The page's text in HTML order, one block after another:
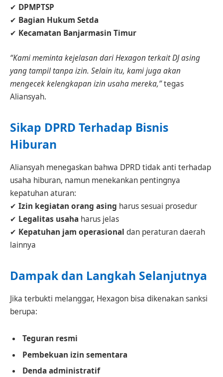
✔ DPMPTSP
✔ Bagian Hukum Setda
✔ Kecamatan Banjarmasin Timur
“Kami meminta kejelasan dari Hexagon terkait DJ asing
yang tampil tanpa izin. Selain itu, kami juga akan
mengecek kelengkapan izin usaha mereka,”tegas
Aliansyah.
Sikap DPRD Terhadap Bisnis
Hiburan
Aliansyah menegaskan bahwa DPRD tidak anti terhadap
usaha hiburan, namun menekankan pentingnya
kepatuhan aturan:
✔ Izin kegiatan orang asing harus sesuai prosedur
✔ Legalitas usaha harus jelas
✔ Kepatuhan jam operasional dan peraturan daerah
lainnya
Dampak dan Langkah Selanjutnya
Jika terbukti melanggar, Hexagon bisa dikenakan sanksi
berupa:
Teguran resmi
Pembekuan izin sementara
Denda administratif